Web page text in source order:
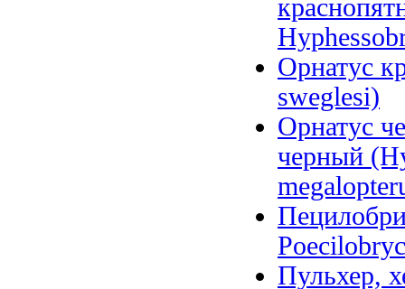
Орнатус
sweglesi)
Орнатус
черный
Пульхер,